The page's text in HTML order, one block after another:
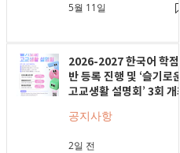
5월 11일
2026-2027 한국어 학점
반 등록 진행 및 ‘슬기로운
고교생활 설명회’ 3회 개최
공지사항
2일 전